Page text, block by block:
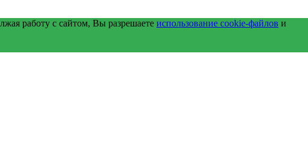
работу с сайтом, Вы разрешаете использование cookie-файлов и